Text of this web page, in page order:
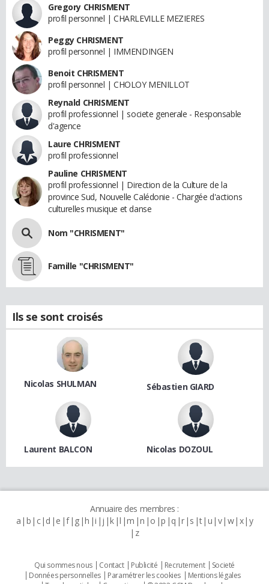
Gregory CHRISMENT
profil personnel | CHARLEVILLE MEZIERES
Peggy CHRISMENT
profil personnel | IMMENDINGEN
Benoit CHRISMENT
profil personnel | CHOLOY MENILLOT
Reynald CHRISMENT
profil professionnel | societe generale - Responsable
d'agence
Laure CHRISMENT
profil professionnel
Pauline CHRISMENT
profil professionnel | Direction de la Culture de la
province Sud, Nouvelle Calédonie - Chargée d'actions
culturelles musique et danse
Nom "CHRISMENT"
Famille "CHRISMENT"
Ils se sont croisés
Nicolas SHULMAN Sébastien GIARD
Laurent BALCON Nicolas DOZOUL
Annuaire des membres :
a b c d e f g h i j k l m n o p q r s t u v w x y
z
Qui sommes nous Contact Publicité Recrutement
Societé
Données personnelles
Paramétrer les cookies
Mentions légales